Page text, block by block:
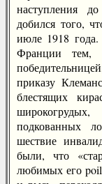
наступления
добился того,
июле 1918
Франции тем,
приказу
блестящих
подкованных
шествие
были, что
любимых его